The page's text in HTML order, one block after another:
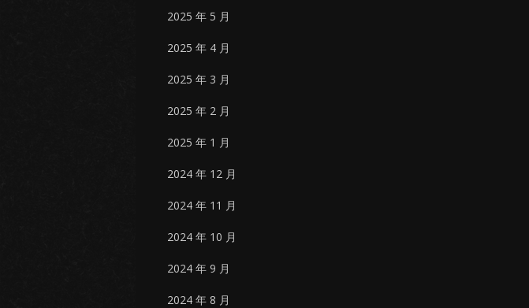
2025 年 5 月
2025 年 4 月
2025 年 3 月
2025 年 2 月
2025 年 1 月
2024 年 12 月
2024 年 11 月
2024 年 10 月
2024 年 9 月
2024 年 8 月